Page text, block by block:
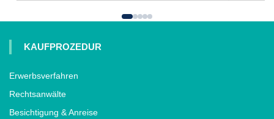
KAUFPROZEDUR
Erwerbsverfahren
Rechtsanwälte
Besichtigung & Anreise